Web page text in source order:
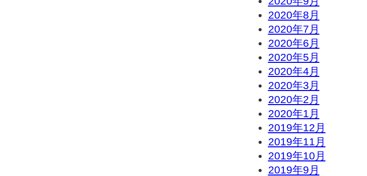
2020年8月
2020年7月
2020年6月
2020年5月
2020年4月
2020年3月
2020年2月
2020年1月
2019年12月
2019年11月
2019年10月
2019年9月